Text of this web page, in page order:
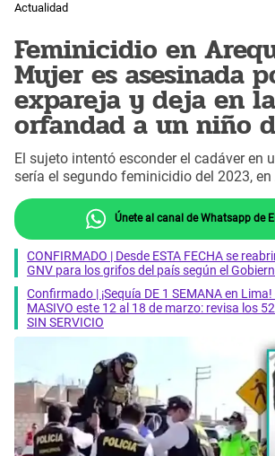
Actualidad
Feminicidio en
Mujer es asesinada
expareja y deja en la
orfandad a un niño
El sujeto intentó esconder el cadáver en
sería el segundo feminicidio del 2023, en
Únete al canal de Whatsapp de
CONFIRMADO | Desde ESTA FECHA se
GNV para los grifos del país según el
Confirmado | ¡Sequía DE 1 SEMANA en
MASIVO este 12 al 18 de marzo: revisa los
SIN SERVICIO